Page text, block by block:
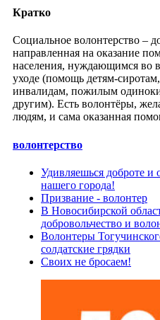
Кратко
Социальное волонтерство –
направленная на оказание
населения, нуждающимся во
уходе (помощь детям-
инвалидам, пожилым
другим). Есть волонтёры,
людям, и сама оказанная
волонтерство
Удивляешься доброте и
нашего города!
Призвание - волонтер
В Новосибирской
добровольчество и
Волонтеры
солдатские грядки
Своих не бросаем!